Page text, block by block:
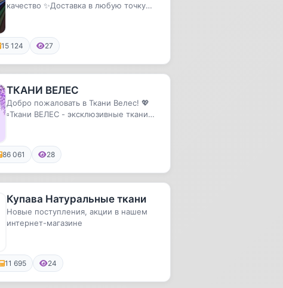
качество ✨Доставка в любую точку
15 124 27
ТКАНИ ВЕЛЕС
Добро пожаловать в Ткани Велес! 💖
▫️Ткани ВЕЛЕС - эксклюзивные ткани
86 061 28
Купава Натуральные ткани
Новые поступления, акции в нашем
интернет-магазине
11 695 24